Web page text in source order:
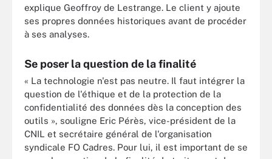
explique Geoffroy de Lestrange. Le client y ajoute
ses propres données historiques avant de procéder
à ses analyses.
Se poser la question de la finalité
« La technologie n'est pas neutre. Il faut intégrer la
question de l'éthique et de la protection de la
confidentialité des données dès la conception des
outils », souligne Eric Pérès, vice-président de la
CNIL et secrétaire général de l'organisation
syndicale FO Cadres. Pour lui, il est important de se